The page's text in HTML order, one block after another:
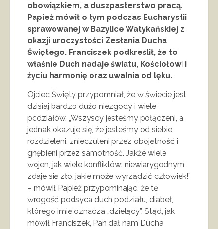
obowiązkiem, a duszpasterstwo pracą.
Papież mówił o tym podczas Eucharystii
sprawowanej w Bazylice Watykańskiej z
okazji uroczystości Zesłania Ducha
Świętego. Franciszek podkreślił, że to
właśnie Duch nadaje światu, Kościołowi i
życiu harmonię oraz uwalnia od lęku.
Ojciec Święty przypomniał, że w świecie jest
dzisiaj bardzo dużo niezgody i wiele
podziałów. „Wszyscy jesteśmy połączeni, a
jednak okazuje się, że jesteśmy od siebie
rozdzieleni, znieczuleni przez obojętność i
gnębieni przez samotność. Jakże wiele
wojen, jak wiele konfliktów: niewiarygodnym
zdaje się zło, jakie może wyrządzić człowiek!”
– mówił Papież przypominając, że tę
wrogość podsyca duch podziału, diabeł,
którego imię oznacza „dzielący”. Stąd, jak
mówił Franciszek, Pan dał nam Ducha